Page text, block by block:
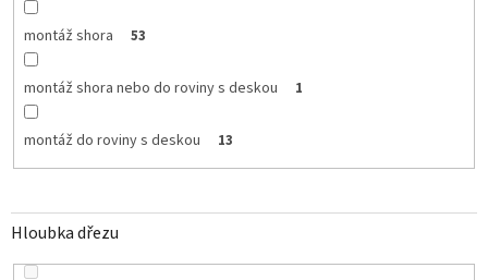
montáž shora 53
montáž shora nebo do roviny s deskou 1
montáž do roviny s deskou 13
Hloubka dřezu